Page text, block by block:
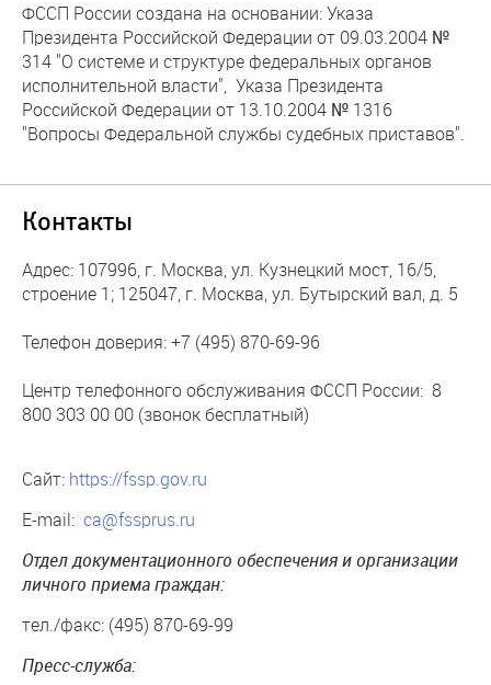
ФССП России создана на основании: Указа
Президента Российской Федерации от 09.03.2004 №
314 "О системе и структуре федеральных органов
исполнительной власти", Указа Президента
Российской Федерации от 13.10.2004 № 1316
"Вопросы Федеральной службы судебных приставов".
Контакты
Адрес: 107996, г. Москва, ул. Кузнецкий мост, 16/5,
строение 1; 125047, г. Москва, ул. Бутырский вал, д. 5
Телефон доверия: +7 (495) 870-69-96
Центр телефонного обслуживания ФССП России: 8
800 303 00 00 (звонок бесплатный)
Сайт: https://fssp.gov.ru
E-mail: ca@fssprus.ru
Отдел документационного обеспечения и организации
личного приема граждан:
тел./факс: (495) 870-69-99
Пресс-служба: